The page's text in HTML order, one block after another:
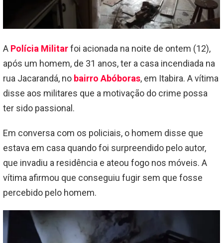
A Polícia Militarfoi acionada na noite de ontem (12),
após um homem, de 31 anos, ter a casa incendiada na
rua Jacarandá, no bairro Abóboras, em Itabira. A vítima
disse aos militares que a motivação do crime possa
ter sido passional.
Em conversa com os policiais, o homem disse que
estava em casa quando foi surpreendido pelo autor,
que invadiu a residência e ateou fogo nos móveis. A
vítima afirmou que conseguiu fugir sem que fosse
percebido pelo homem.